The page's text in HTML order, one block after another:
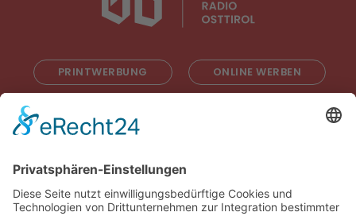
PRINTWERBUNG ONLINE WERBEN